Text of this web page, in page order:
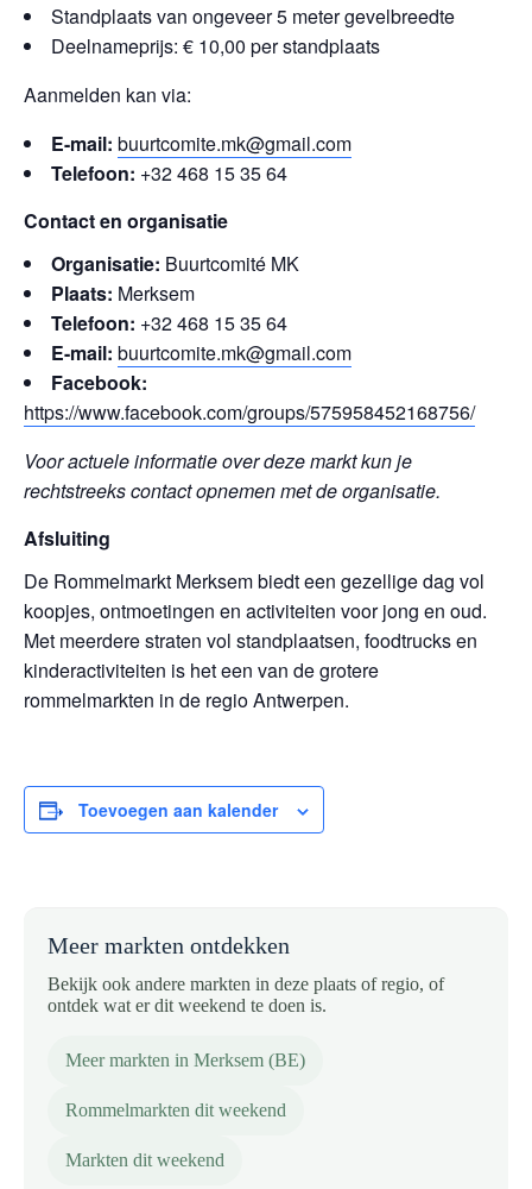
Standplaats van ongeveer 5 meter gevelbreedte
Deelnameprijs: € 10,00 per standplaats
Aanmelden kan via:
E-mail: buurtcomite.mk@gmail.com
Telefoon: +32 468 15 35 64
Contact en organisatie
Organisatie: Buurtcomité MK
Plaats: Merksem
Telefoon: +32 468 15 35 64
E-mail: buurtcomite.mk@gmail.com
Facebook:
https://www.facebook.com/groups/575958452168756/
Voor actuele informatie over deze markt kun je
rechtstreeks contact opnemen met de organisatie.
Afsluiting
De Rommelmarkt Merksem biedt een gezellige dag vol
koopjes, ontmoetingen en activiteiten voor jong en oud.
Met meerdere straten vol standplaatsen, foodtrucks en
kinderactiviteiten is het een van de grotere
rommelmarkten in de regio Antwerpen.
Toevoegen aan kalender
Meer markten ontdekken
Bekijk ook andere markten in deze plaats of regio, of
ontdek wat er dit weekend te doen is.
Meer markten in Merksem (BE)
Rommelmarkten dit weekend
Markten dit weekend